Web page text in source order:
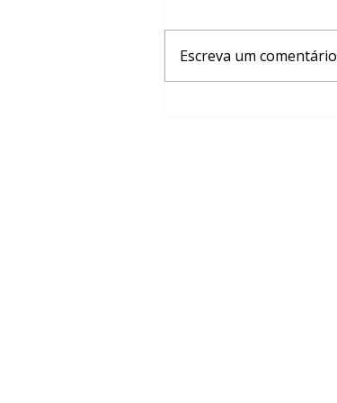
Escreva um comentário